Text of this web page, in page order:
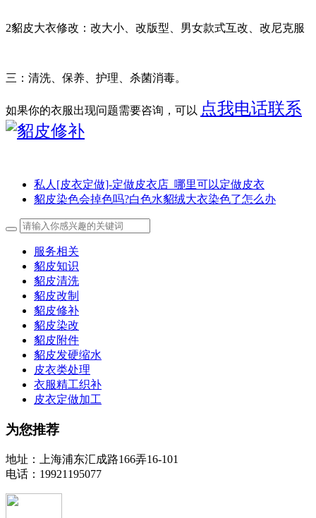
2貂皮大衣修改：改大小、改版型、男女款式互改、改尼克服
三：清洗、保养、护理、杀菌消毒。
如果你的衣服出现问题需要咨询，可以 点我电话联系
私人[皮衣定做]-定做皮衣店_哪里可以定做皮衣
貂皮染色会掉色吗?白色水貂绒大衣染色了怎么办
服务相关
貂皮知识
貂皮清洗
貂皮改制
貂皮修补
貂皮染改
貂皮附件
貂皮发硬缩水
皮衣类处理
衣服精工织补
皮衣定做加工
为您推荐
地址：上海浦东汇成路166弄16-101
电话：19921195077